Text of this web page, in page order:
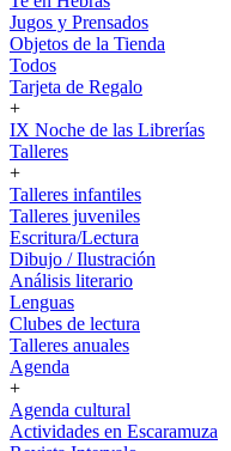
Jugos y Prensados
Objetos de la Tienda
Todos
Tarjeta de Regalo
+
IX Noche de las Librerías
Talleres
+
Talleres infantiles
Talleres juveniles
Escritura/Lectura
Dibujo / Ilustración
Análisis literario
Lenguas
Clubes de lectura
Talleres anuales
Agenda
+
Agenda cultural
Actividades en Escaramuza